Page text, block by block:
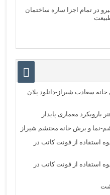
در تمام اجزا سازه ساختمان
خانه سعادت شیراز-دانلود پلان
بارویکرد معماری پایدار
نما و برش خانه محتشم شیراز
استفاده از فونت کاتب در
استفاده از فونت کاتب در